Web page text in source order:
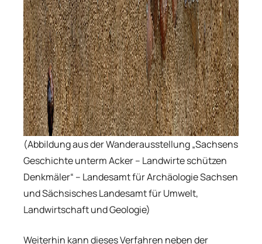
(Abbildung aus der Wanderausstellung „Sachsens
Geschichte unterm Acker – Landwirte schützen
Denkmäler“ – Landesamt für Archäologie Sachsen
und Sächsisches Landesamt für Umwelt,
Landwirtschaft und Geologie)
Weiterhin kann dieses Verfahren neben der